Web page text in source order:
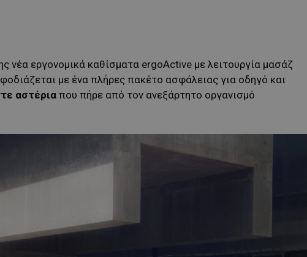
νέα εργονομικά καθίσματα ergoActive με λειτουργία μασάζ
με ένα πλήρες πακέτο ασφάλειας για οδηγό και
αστέρια που πήρε από τον ανεξάρτητο οργανισμό